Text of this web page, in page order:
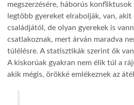
megszerzésére, háborús
legtöbb gyereket elrabolják, van, akit
családjától, de olyan gyerekek is
csatlakoznak, mert árván maradva
túlélésre. A statisztikák szerint ők
A kiskorúak gyakran nem élik túl a
akik mégis, örökké emlékeznek az